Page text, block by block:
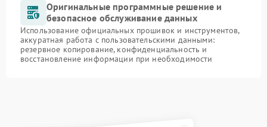
Оригинальные программные решение и
безопасное обслуживание данных
Использование официальных прошивок и инструментов,
аккуратная работа с пользовательскими данными:
резервное копирование, конфиденциальность и
восстановление информации при необходимости